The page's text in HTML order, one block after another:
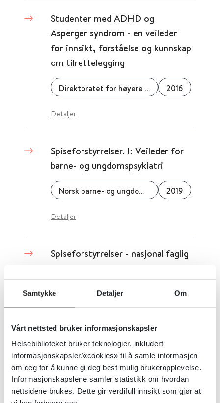
Samtykke Detaljer Om
Vårt nettsted bruker informasjonskapsler
Helsebiblioteket bruker teknologier, inkludert
informasjonskapsler/«cookies» til å samle informasjon
om deg for å kunne gi deg best mulig brukeropplevelse.
Informasjonskapslene samler statistikk om hvordan
nettsidene brukes. Dette gir verdifull innsikt som gjør at
Studenter med ADHD og
Asperger syndrom - en veileder
for innsikt, forståelse og kunnskap
om tilrettelegging
Direktoratet for høyere utdanning og kompetanse 2016
Detaljer
Spiseforstyrrelser. I: Veileder for
barne- og ungdomspsykiatri
Norsk barne- og ungdomspsykiatrisk forening 2019
Detaljer
Spiseforstyrrelser - nasjonal faglig
Helsedirektoratet
Sosial angstlidelse - diagnostikk,
vurdering og behandling
National Institute for Health and Care Excellence (NICE) 2013
Detaljer